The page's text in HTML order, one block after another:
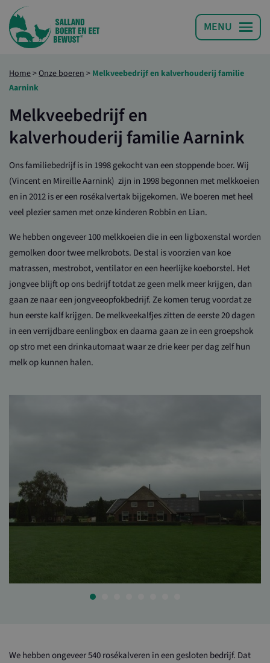
Home>Onze boeren > Melkveebedrijf en kalverhouderij familie
Aarnink
Melkveebedrijf en
kalverhouderij familie Aarnink
Ons familiebedrijf is in 1998 gekocht van een stoppende boer. Wij
(Vincent en Mireille Aarnink) zijn in 1998 begonnen met melkkoeien
en in 2012 is er een rosékalvertak bijgekomen. We boeren met heel
veel plezier samen met onze kinderen Robbin en Lian.
We hebben ongeveer 100 melkkoeien die in een ligboxenstal worden
gemolken door twee melkrobots. De stal is voorzien van koe
matrassen, mestrobot, ventilator en een heerlijke koeborstel. Het
jongvee blijft op ons bedrijf totdat ze geen melk meer krijgen, dan
gaan ze naar een jongveeopfokbedrijf. Ze komen terug voordat ze
hun eerste kalf krijgen. De melkveekalfjes zitten de eerste 20 dagen
in een verrijdbare eenlingbox en daarna gaan ze in een groepshok
op stro met een drinkautomaat waar ze drie keer per dag zelf hun
melk op kunnen halen.
We hebben ongeveer 540 rosékalveren in een gesloten bedrijf. Dat